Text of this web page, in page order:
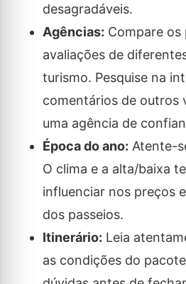
desagradáveis.
Agências: Compare os
avaliações de
turismo. Pesquise na
comentários de outros
uma agência de
Época do ano: Atente-
O clima e a alta/baixa
influenciar nos preços
dos passeios.
Itinerário: Leia
as condições do